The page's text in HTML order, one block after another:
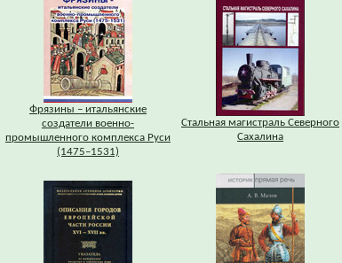
Фрязины – итальянские
создатели военно-
промышленного комплекса Руси
(1475–1531)
Стальная магистраль Северного
Сахалина